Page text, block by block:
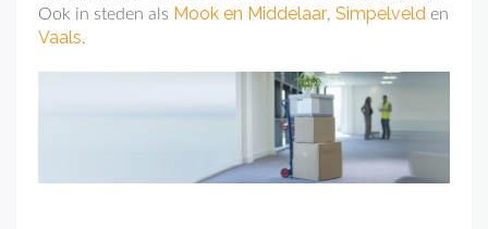
Ook in steden als Mook en Middelaar, Simpelveld en
Vaals.